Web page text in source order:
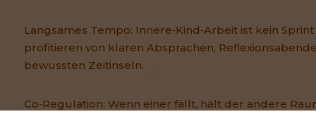
Langsames Tempo: Innere‑Kind‑Arbeit ist kein Sprint
profitieren von klaren Absprachen,
bewussten Zeitinseln.
Co‑Regulation: Wenn einer fällt, hält der andere